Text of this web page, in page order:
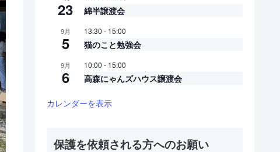
23 綿半譲渡会
9月
5
13:30 - 15:00
猫のこと勉強会
9月
6
10:00 - 15:00
高森にゃんズハウス譲渡会
カレンダーを表示
保護を依頼される方へのお願い